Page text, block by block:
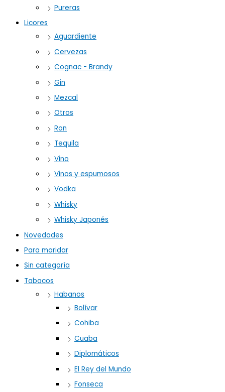
Pureras
Licores
Aguardiente
Cervezas
Cognac - Brandy
Gin
Mezcal
Otros
Ron
Tequila
Vino
Vinos y espumosos
Vodka
Whisky
Whisky Japonés
Novedades
Para maridar
Sin categoría
Tabacos
Habanos
Bolívar
Cohiba
Cuaba
Diplomáticos
El Rey del Mundo
Fonseca